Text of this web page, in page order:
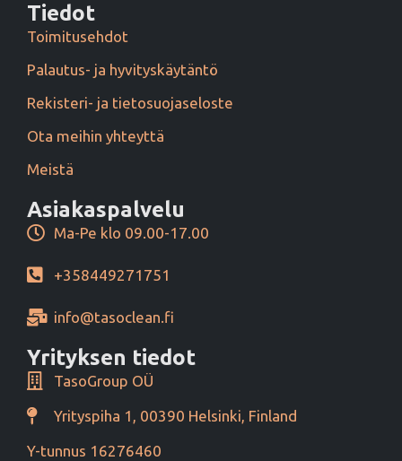
Tiedot
Toimitusehdot
Palautus- ja hyvityskäytäntö
Rekisteri- ja tietosuojaseloste
Ota meihin yhteyttä
Meistä
Asiakaspalvelu
Ma-Pe klo 09.00-17.00
+358449271751
info@tasoclean.fi
Yrityksen tiedot
TasoGroup OÜ
Yrityspiha 1, 00390 Helsinki, Finland
Y-tunnus 16276460